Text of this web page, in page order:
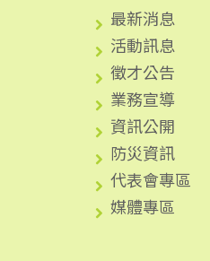
最新消息
活動訊息
徵才公告
業務宣導
資訊公開
防災資訊
代表會專區
媒體專區